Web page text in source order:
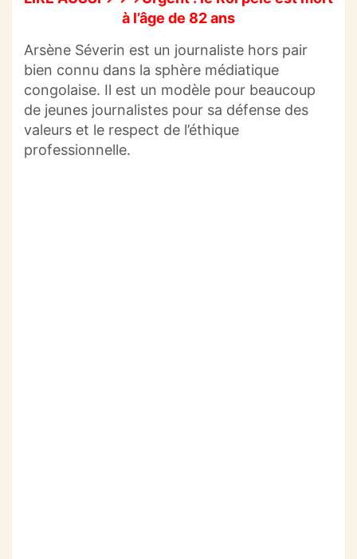
à l’âge de 82 ans
Arsène Séverin est un journaliste hors pair
bien connu dans la sphère médiatique
congolaise. Il est un modèle pour beaucoup
de jeunes journalistes pour sa défense des
valeurs et le respect de l’éthique
professionnelle.